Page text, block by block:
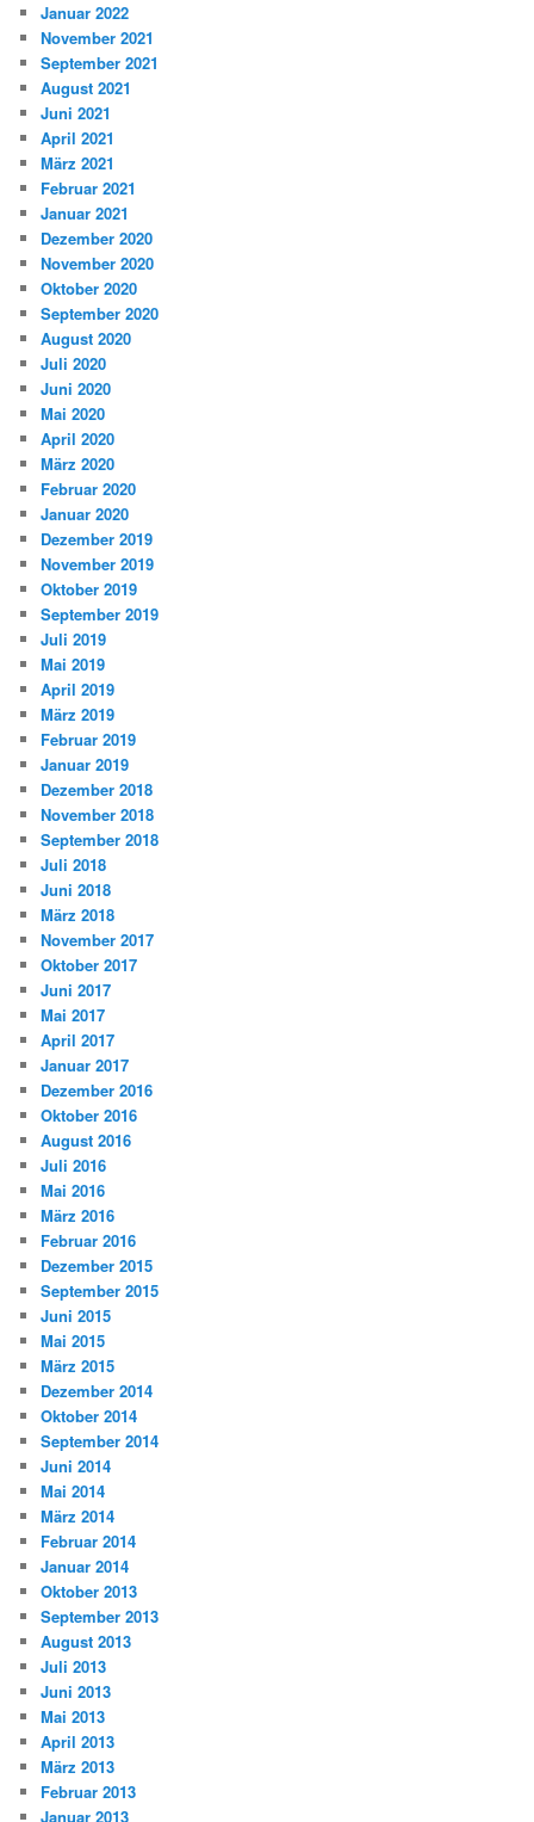
Januar 2022
November 2021
September 2021
August 2021
Juni 2021
April 2021
März 2021
Februar 2021
Januar 2021
Dezember 2020
November 2020
Oktober 2020
September 2020
August 2020
Juli 2020
Juni 2020
Mai 2020
April 2020
März 2020
Februar 2020
Januar 2020
Dezember 2019
November 2019
Oktober 2019
September 2019
Juli 2019
Mai 2019
April 2019
März 2019
Februar 2019
Januar 2019
Dezember 2018
November 2018
September 2018
Juli 2018
Juni 2018
März 2018
November 2017
Oktober 2017
Juni 2017
Mai 2017
April 2017
Januar 2017
Dezember 2016
Oktober 2016
August 2016
Juli 2016
Mai 2016
März 2016
Februar 2016
Dezember 2015
September 2015
Juni 2015
Mai 2015
März 2015
Dezember 2014
Oktober 2014
September 2014
Juni 2014
Mai 2014
März 2014
Februar 2014
Januar 2014
Oktober 2013
September 2013
August 2013
Juli 2013
Juni 2013
Mai 2013
April 2013
März 2013
Februar 2013
Januar 2013